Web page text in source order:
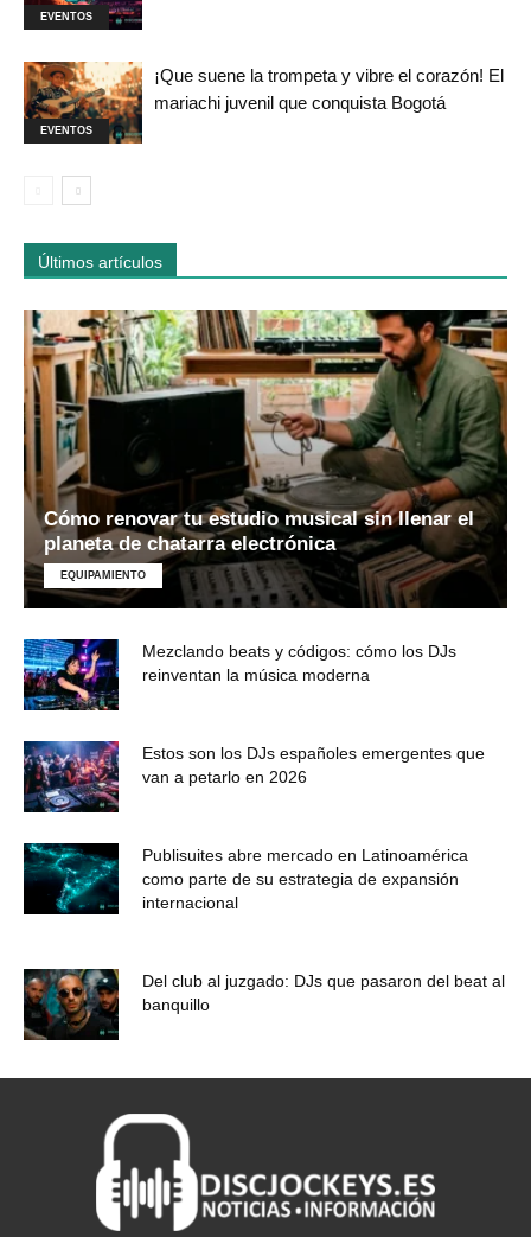
EVENTOS
EVENTOS
¡Que suene la trompeta y vibre el corazón! El
mariachi juvenil que conquista Bogotá
Últimos artículos
Cómo renovar tu estudio musical sin llenar el
planeta de chatarra electrónica
EQUIPAMIENTO
Mezclando beats y códigos: cómo los DJs
reinventan la música moderna
Estos son los DJs españoles emergentes que
van a petarlo en 2026
Publisuites abre mercado en Latinoamérica
como parte de su estrategia de expansión
internacional
Del club al juzgado: DJs que pasaron del beat al
banquillo